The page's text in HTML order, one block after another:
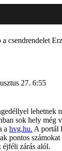
csendrendelet
27. 6:55
lehetnek
sok hely még
a hvg.hu. A portál
pontos
éjféli zárás alól.